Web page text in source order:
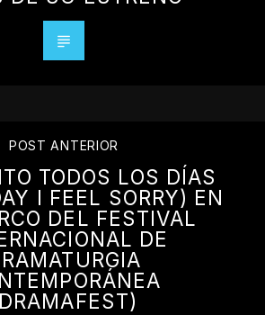
POST ANTERIOR
TODOS LOS DÍAS
I FEEL SORRY) EN
DEL FESTIVAL
DE